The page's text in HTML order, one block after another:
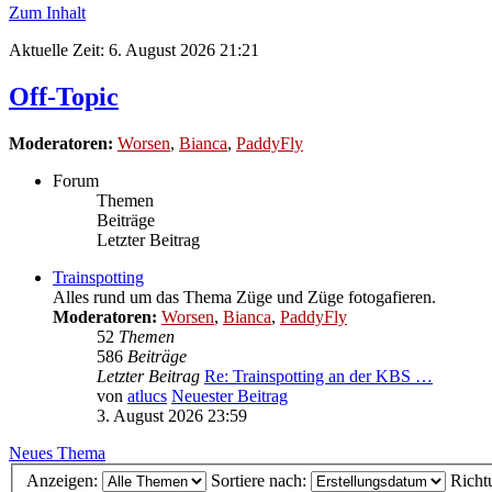
Zum Inhalt
Aktuelle Zeit: 6. August 2026 21:21
Off-Topic
Moderatoren: Worsen, Bianca, PaddyFly
Forum
Themen
Beiträge
Letzter Beitrag
Trainspotting
Alles rund um das Thema Züge und Züge fotogafieren.
Moderatoren: Worsen, Bianca, PaddyFly
52 Themen
586 Beiträge
Letzter Beitrag Re: Trainspotting an der KBS …
von atlucs Neuester Beitrag
3. August 2026 23:59
Neues Thema
Anzeigen:
Sortiere nach: